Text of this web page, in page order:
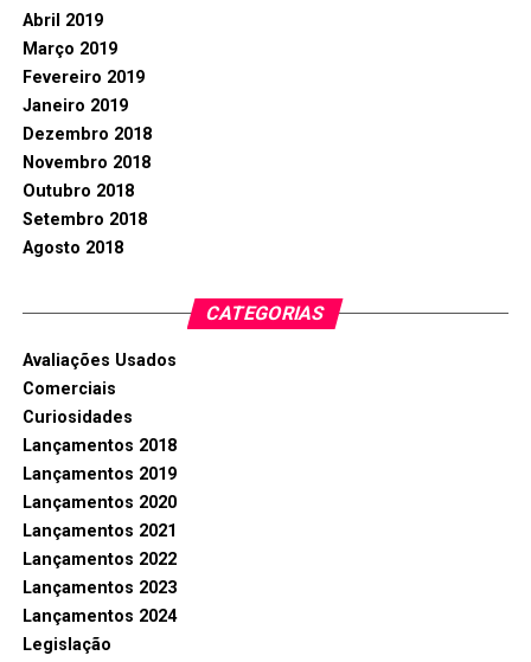
Abril 2019
Março 2019
Fevereiro 2019
Janeiro 2019
Dezembro 2018
Novembro 2018
Outubro 2018
Setembro 2018
Agosto 2018
CATEGORIAS
Avaliações Usados
Comerciais
Curiosidades
Lançamentos 2018
Lançamentos 2019
Lançamentos 2020
Lançamentos 2021
Lançamentos 2022
Lançamentos 2023
Lançamentos 2024
Legislação